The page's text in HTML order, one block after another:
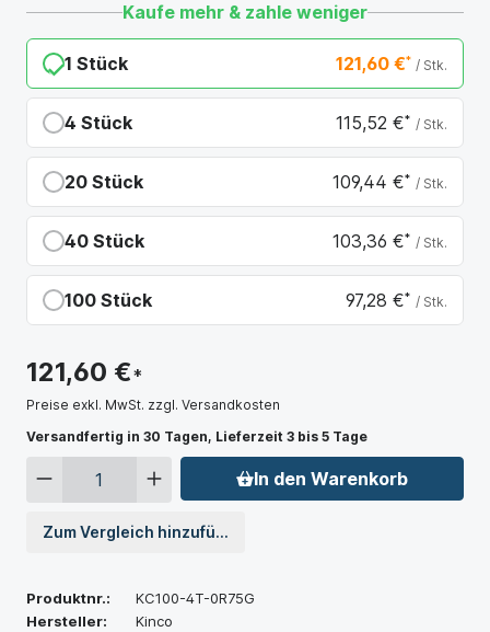
Kaufe mehr & zahle weniger
1 Stück 121,60 €* / Stk.
4 Stück 115,52 €* / Stk.
20 Stück 109,44 €* / Stk.
40 Stück 103,36 €* / Stk.
100 Stück 97,28 €* / Stk.
121,60 €*
Preise exkl. MwSt. zzgl. Versandkosten
Versandfertig in 30 Tagen, Lieferzeit 3 bis 5 Tage
In den Warenkorb
Zum Vergleich hinzufügen
Produktnr.:
KC100-4T-0R75G
Hersteller:
Kinco